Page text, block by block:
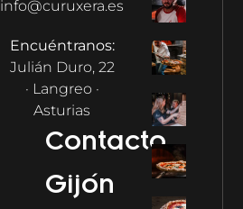
info@curuxera.es
Encuéntranos:
Julián Duro, 22
· Langreo ·
Asturias
Contacto
Gijón